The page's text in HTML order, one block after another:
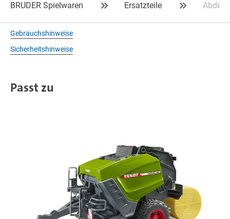
BRUDER Spielwaren Ersatzteile
Gebrauchshinweise
Sicherheitshinweise
Passt zu